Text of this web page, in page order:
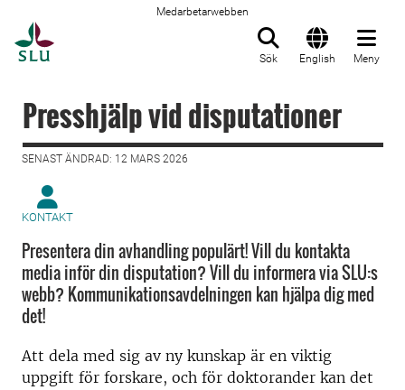
Medarbetarwebben
Sök English Meny
Presshjälp vid disputationer
SENAST ÄNDRAD: 12 MARS 2026
KONTAKT
Presentera din avhandling populärt! Vill du kontakta
media inför din disputation? Vill du informera via SLU:s
webb? Kommunikationsavdelningen kan hjälpa dig med
det!
Att dela med sig av ny kunskap är en viktig
uppgift för forskare, och för doktorander kan det